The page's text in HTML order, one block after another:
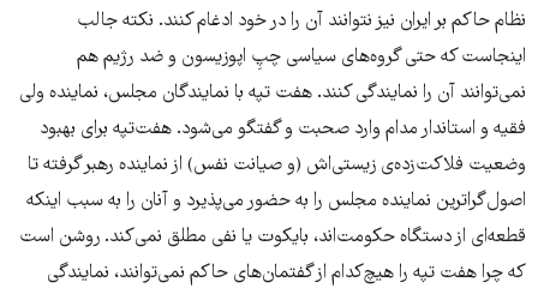
نظام حاکم بر ایران نیز نتوانند آن را در خود ادغام کنند. نکته جالب
اینجاست که حتی گروه‌های سیاسی چپِ اپوزیسون و ضد رژیم هم
نمی‌توانند آن را نمایندگی کنند. هفت تپه با نمایندگان مجلس، نماینده ولی
فقیه و استاندار مدام وارد صحبت و گفتگو می‌شود. هفت‌تپه برای بهبود
وضعیت فلاکت‌زده‌ی زیستی‌اش (و صیانت نفس) از نماینده رهبر گرفته تا
اصول‌گراترین نماینده مجلس را به حضور می‌پذیرد و آنان را به سبب اینکه
قطعه‌ای از دستگاه حکومت‌اند، بایکوت یا نفی مطلق نمی‌کند. روشن است
که چرا هفت تپه را هیچ‌کدام از گفتمان‌های حاکم نمی‌توانند، نمایندگی